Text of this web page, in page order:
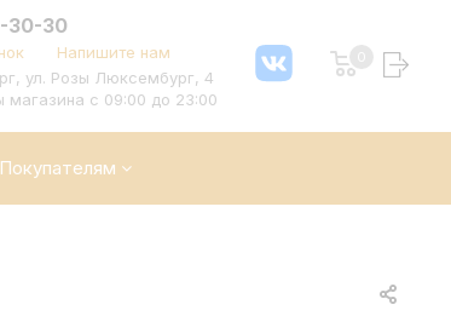
30-30
Напишите нам
ул. Розы Люксембург, 4
магазина с 09:00 до 23:00
Покупателям